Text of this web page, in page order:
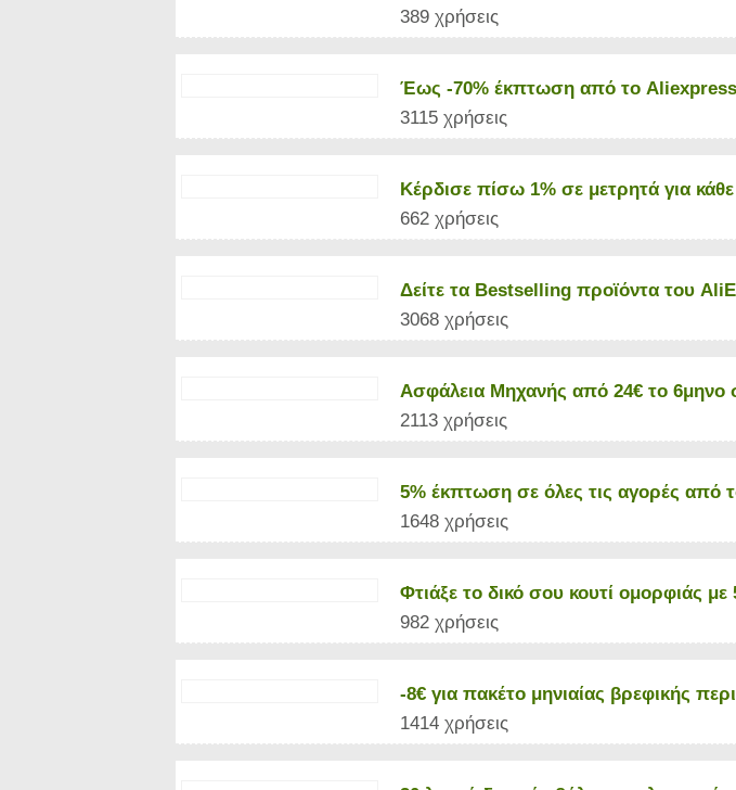
389 χρήσεις
Έως -70% έκπτωση από το Aliexpress
3115 χρήσεις
Κέρδισε πίσω 1% σε μετρητά για
662 χρήσεις
Δείτε τα Bestselling προϊόντα του
3068 χρήσεις
Ασφάλεια Μηχανής από 24€ το 6μηνο
2113 χρήσεις
5% έκπτωση σε όλες τις αγορές από
1648 χρήσεις
Φτιάξε το δικό σου κουτί ομορφιάς
982 χρήσεις
-8€ για πακέτο μηνιαίας βρεφικής
1414 χρήσεις